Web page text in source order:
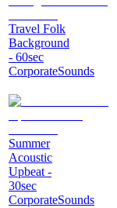
Travel Folk
Background
- 60sec
CorporateSounds
Summer
Acoustic
Upbeat -
30sec
CorporateSounds